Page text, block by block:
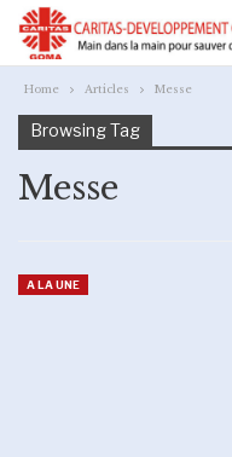
Home Articles Messe
Browsing Tag
Messe
A LA UNE